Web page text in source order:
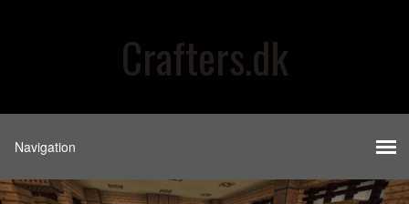
Crafters.dk